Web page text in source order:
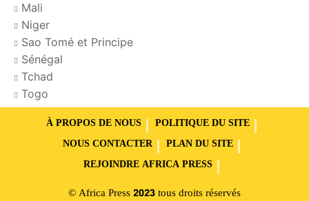
Mali
Niger
Sao Tomé et Principe
Sénégal
Tchad
Togo
À PROPOS DE NOUS
POLITIQUE DU SITE
NOUS CONTACTER
PLAN DU SITE
REJOINDRE AFRICA PRESS
© Africa Press 2023 tous droits réservés